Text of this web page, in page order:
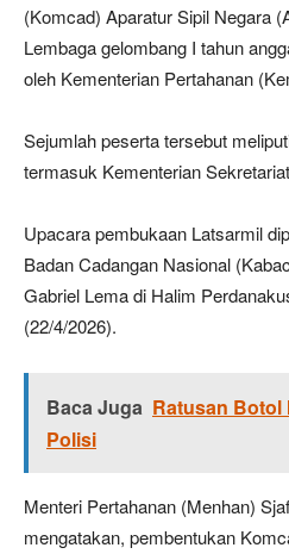
(Komcad) Aparatur Sipil Negara
Lembaga gelombang I tahun
oleh Kementerian Pertahanan
Sejumlah peserta tersebut
termasuk Kementerian
Upacara pembukaan Latsarmil
Badan Cadangan Nasional
Gabriel Lema di Halim
(22/4/2026).
Baca Juga Ratusan Botol
Polisi
Menteri Pertahanan (Menhan)
mengatakan, pembentukan